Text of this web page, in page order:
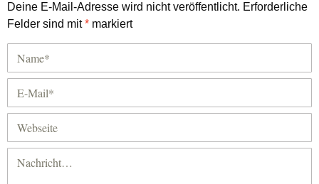
Deine E-Mail-Adresse wird nicht veröffentlicht. Erforderliche
Felder sind mit* markiert